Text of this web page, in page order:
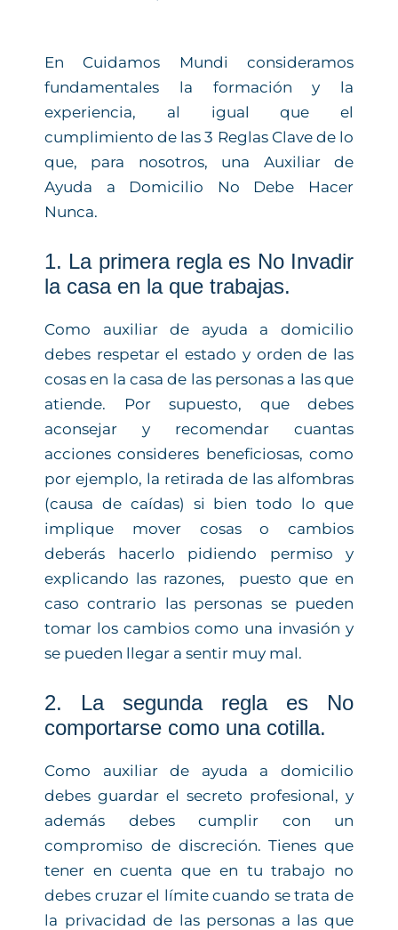
En Cuidamos Mundi consideramos
fundamentales la formación y la
experiencia, al igual que el
cumplimiento de las 3 Reglas Clave de lo
que, para nosotros, una Auxiliar de
Ayuda a Domicilio No Debe Hacer
Nunca.
1. La primera regla es No Invadir
la casa en la que trabajas.
Como auxiliar de ayuda a domicilio
debes respetar el estado y orden de las
cosas en la casa de las personas a las que
atiende. Por supuesto, que debes
aconsejar y recomendar cuantas
acciones consideres beneficiosas, como
por ejemplo, la retirada de las alfombras
(causa de caídas) si bien todo lo que
implique mover cosas o cambios
deberás hacerlo pidiendo permiso y
explicando las razones, puesto que en
caso contrario las personas se pueden
tomar los cambios como una invasión y
se pueden llegar a sentir muy mal.
2. La segunda regla es No
comportarse como una cotilla.
Como auxiliar de ayuda a domicilio
debes guardar el secreto profesional, y
además debes cumplir con un
compromiso de discreción. Tienes que
tener en cuenta que en tu trabajo no
debes cruzar el límite cuando se trata de
la privacidad de las personas a las que